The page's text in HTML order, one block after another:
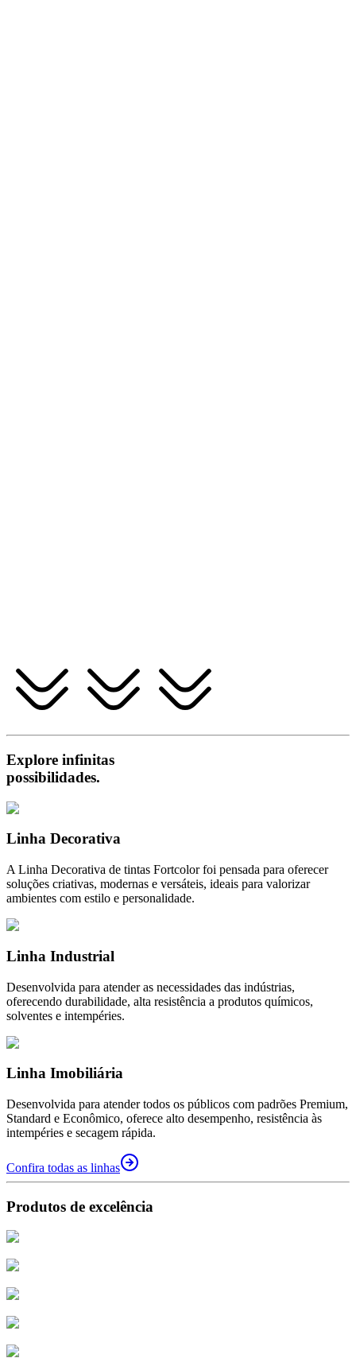
Explore infinitas
possibilidades.
Linha Decorativa
A Linha Decorativa de tintas Fortcolor foi pensada para oferecer
soluções criativas, modernas e versáteis, ideais para valorizar
ambientes com estilo e personalidade.
Linha Industrial
Desenvolvida para atender as necessidades das indústrias,
oferecendo durabilidade, alta resistência a produtos químicos,
solventes e intempéries.
Linha Imobiliária
Desenvolvida para atender todos os públicos com padrões Premium,
Standard e Econômico, oferece alto desempenho, resistência às
intempéries e secagem rápida.
Confira todas as linhas
Produtos de excelência